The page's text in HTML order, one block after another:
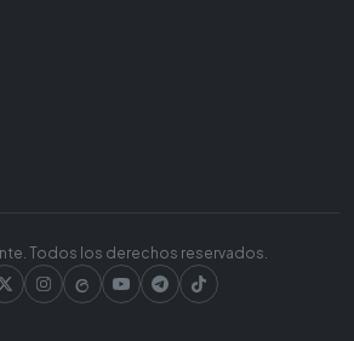
Todos los derechos reservados.